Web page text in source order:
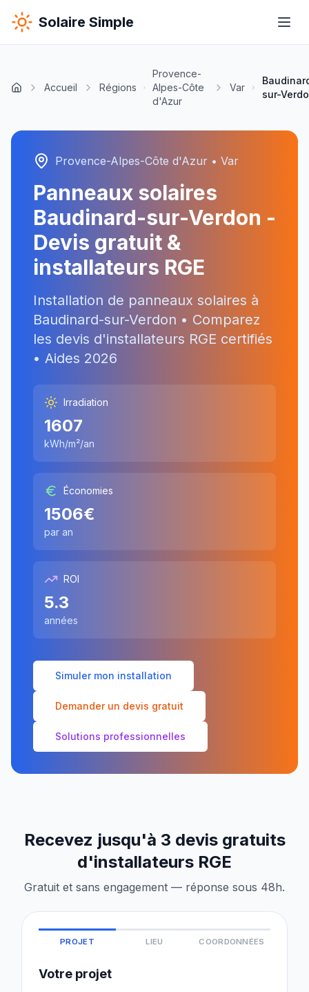
Solaire Simple
Accueil Régions
Provence-
Alpes-Côte
d'Azur
Var
sur-
Provence-Alpes-Côte d'Azur • Var
Panneaux solaires
Baudinard-sur-Verdon -
Devis gratuit &
installateurs RGE
Installation de panneaux solaires à
Baudinard-sur-Verdon • Comparez
les devis d'installateurs RGE certifiés
• Aides 2026
Irradiation
1607
kWh/m²/an
Économies
1506€
par an
ROI
5.3
années
Simuler mon installation
Demander un devis gratuit
Solutions professionnelles
Recevez jusqu'à 3 devis gratuits
d'installateurs RGE
Gratuit et sans engagement — réponse sous 48h.
PROJET LIEU COORDONNÉES
Votre projet